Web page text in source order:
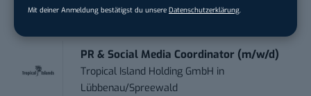
Mit deiner Anmeldung bestätigst du unsere Datenschutzerklärung
Ennepetal
PR & Social Media Coordinator (m/w/d)
Tropical Island Holding GmbH in
Lübbenau/Spreewald